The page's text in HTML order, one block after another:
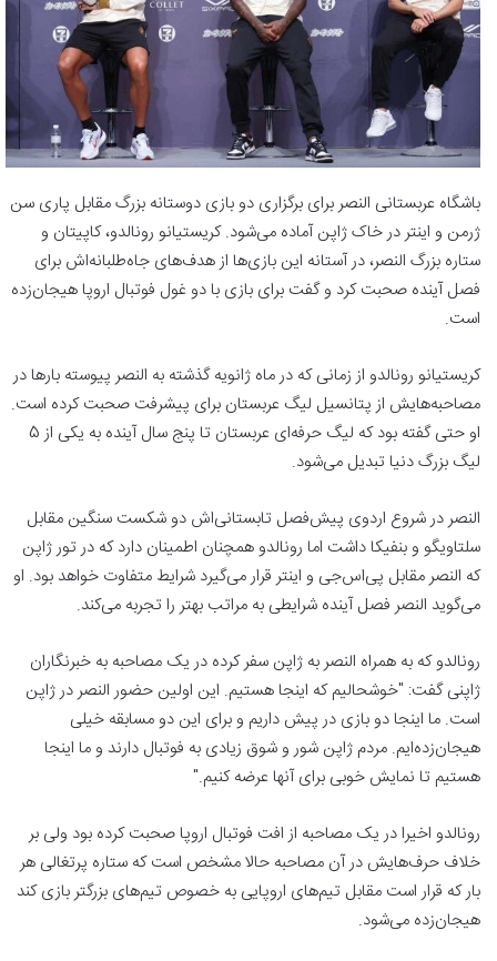
باشگاه عربستانی النصر برای برگزاری دو بازی دوستانه بزرگ مقابل پاری سن
ژرمن و اینتر در خاک ژاپن آماده می‌شود. کریستیانو رونالدو، کاپیتان و
ستاره بزرگ النصر، در آستانه این بازی‌ها از هدف‌های جاه‌طلبانه‌اش برای
فصل آینده صحبت کرد و گفت برای بازی با دو غول فوتبال اروپا هیجان‌زده
است.
کریستیانو رونالدو از زمانی که در ماه ژانویه گذشته به النصر پیوسته بارها در
مصاحبه‌هایش از پتانسیل لیگ عربستان برای پیشرفت صحبت کرده است.
او حتی گفته بود که لیگ حرفه‌ای عربستان تا پنج سال آینده به یکی از 5
لیگ بزرگ دنیا تبدیل می‌شود.
النصر در شروع اردوی پیش‌فصل تابستانی‌اش دو شکست سنگین مقابل
سلتاویگو و بنفیکا داشت اما رونالدو همچنان اطمینان دارد که در تور ژاپن
که النصر مقابل پی‌اس‌جی و اینتر قرار می‌گیرد شرایط متفاوت خواهد بود. او
می‌گوید النصر فصل آینده شرایطی به مراتب بهتر را تجربه می‌کند.
رونالدو که به همراه النصر به ژاپن سفر کرده در یک مصاحبه به خبرنگاران
ژاپنی گفت: "خوشحالیم که اینجا هستیم. این اولین حضور النصر در ژاپن
است. ما اینجا دو بازی در پیش داریم و برای این دو مسابقه خیلی
هیجان‌زده‌ایم. مردم ژاپن شور و شوق زیادی به فوتبال دارند و ما اینجا
هستیم تا نمایش خوبی برای آنها عرضه کنیم."
رونالدو اخیرا در یک مصاحبه از افت فوتبال اروپا صحبت کرده بود ولی بر
خلاف حرف‌هایش در آن مصاحبه حالا مشخص است که ستاره پرتغالی هر
بار که قرار است مقابل تیم‌های اروپایی به خصوص تیم‌های بزرگتر بازی کند
هیجان‌زده می‌شود.